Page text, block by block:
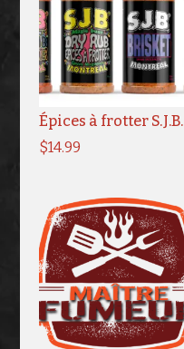
Épices à frotter S.J.B.
$14.99